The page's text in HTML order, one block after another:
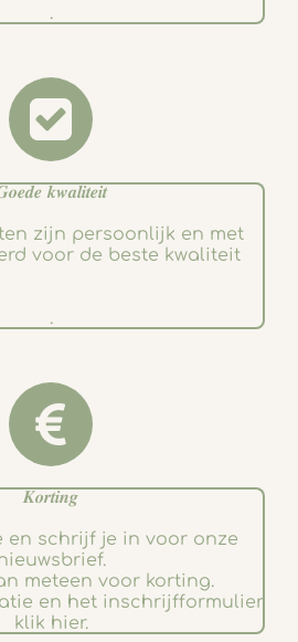
.
𝒌𝒘𝒂𝒍𝒊𝒕𝒆𝒊𝒕
zijn persoonlijk en met
voor de beste kwaliteit
.
𝑲𝒐𝒓𝒕𝒊𝒏𝒈
en schrijf je in voor onze
meteen voor korting.
en het inschrijfformulier
klik hier.